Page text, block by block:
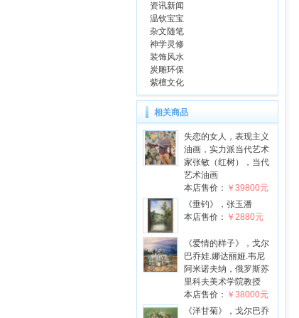
资讯新闻
温钦宝宝
杂文随笔
神学灵修
装饰风水
炭雕环保
紫檀文化
相关商品
失恋的女人，表现主义
油画，实力派当代艺术
家张敏（红树），当代
艺术油画
本店售价： ￥39800元
《垂钓》，张玉潘
本店售价： ￥2880元
《爱情的样子》，戈尔
巴乔娃.娜达丽娅.韦尼
阿米诺夫纳，俄罗斯苏
里科夫美术学院教授
本店售价： ￥38000元
《洋甘菊》，戈尔巴乔